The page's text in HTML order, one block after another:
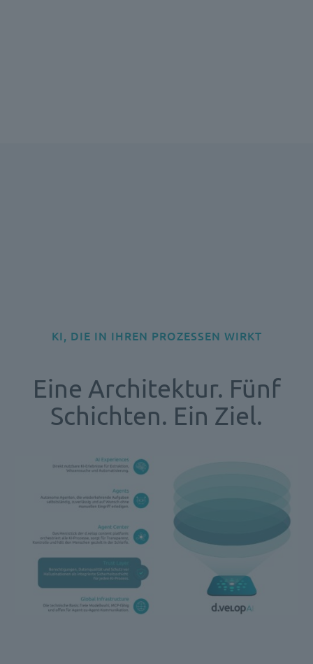
KI, DIE IN IHREN PROZESSEN WIRKT
Eine Architektur. Fünf
Schichten. Ein Ziel.